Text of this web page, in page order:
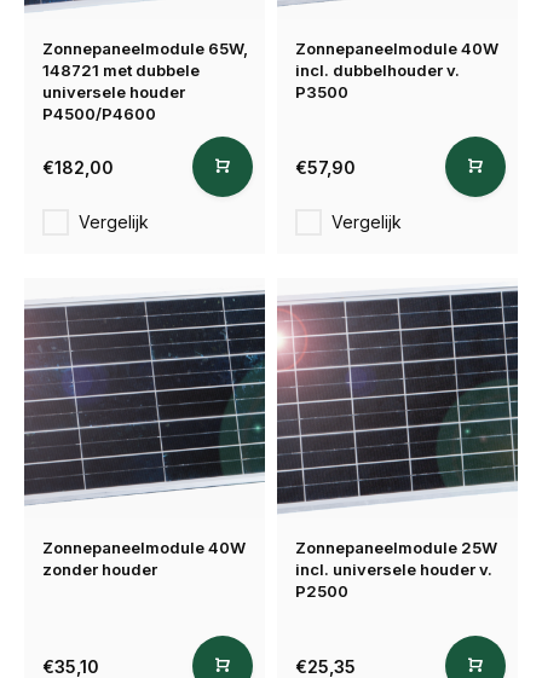
Zonnepaneelmodule 65W,
148721 met dubbele
universele houder
P4500/P4600
€182,00
Vergelijk
Zonnepaneelmodule 40W
incl. dubbelhouder v.
P3500
€57,90
Vergelijk
Zonnepaneelmodule 40W
zonder houder
€35,10
Zonnepaneelmodule 25W
incl. universele houder v.
P2500
€25,35